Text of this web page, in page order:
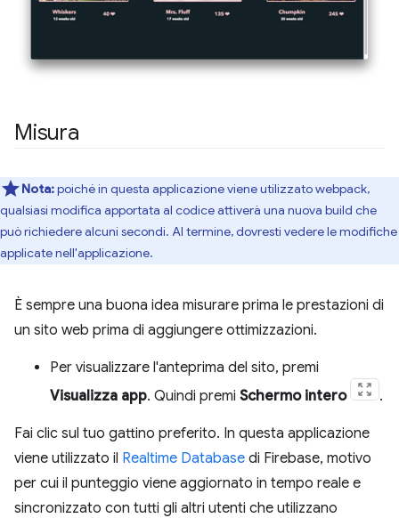
Misura
Nota:poiché in questa applicazione viene utilizzato webpack,
qualsiasi modifica apportata al codice attiverà una nuova build che
può richiedere alcuni secondi. Al termine, dovresti vedere le modifiche
applicate nell'applicazione.
È sempre una buona idea misurare prima le prestazioni di
un sito web prima di aggiungere ottimizzazioni.
Per visualizzare l'anteprima del sito, premi
Visualizza app. Quindi premi Schermo intero .
Fai clic sul tuo gattino preferito. In questa applicazione
viene utilizzato il Realtime Database di Firebase, motivo
per cui il punteggio viene aggiornato in tempo reale e
sincronizzato con tutti gli altri utenti che utilizzano